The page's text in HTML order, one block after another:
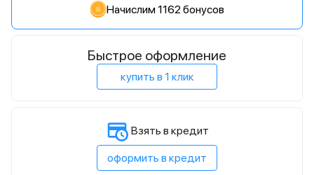
Начислим 1162 бонусов
Быстрое оформление
купить в 1 клик
Взять в кредит
оформить в кредит